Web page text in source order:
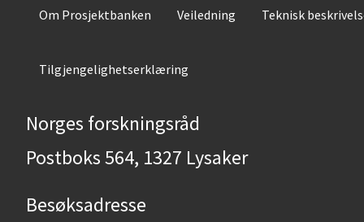
Om Prosjektbanken Veiledning Teknisk
Tilgjengelighetserklæring
Norges forskningsråd
Postboks 564, 1327 Lysaker
Besøksadresse